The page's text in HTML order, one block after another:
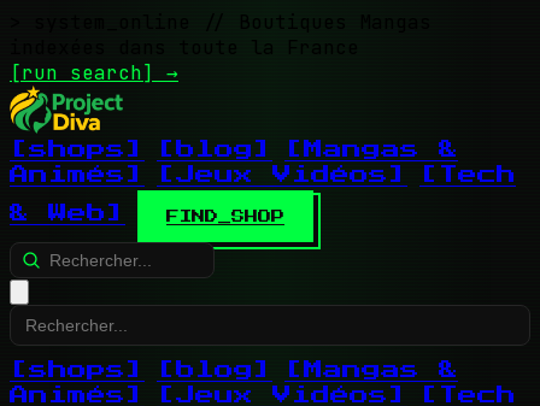
// Boutiques Mangas
indexées dans toute la France
[run search] →
[shops] [blog]
[Mangas &
Animés]
[Jeux Vidéos]
[Tech
& Web]
FIND_SHOP
[shops] [blog]
[Mangas &
Animés]
[Jeux Vidéos]
[Tech